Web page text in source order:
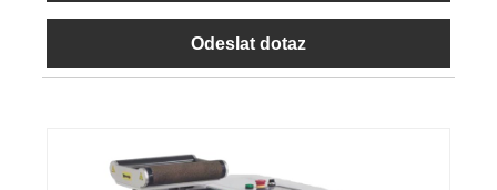
Odeslat dotaz